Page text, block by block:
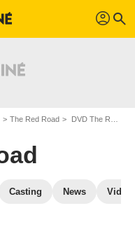
profil search
The Red Road DVD The Red Road
Casting News